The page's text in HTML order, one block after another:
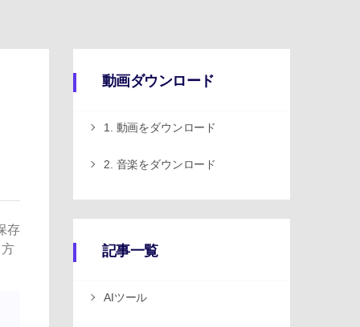
動画ダウンロード
1. 動画をダウンロード
2. 音楽をダウンロード
記事一覧
AIツール
存